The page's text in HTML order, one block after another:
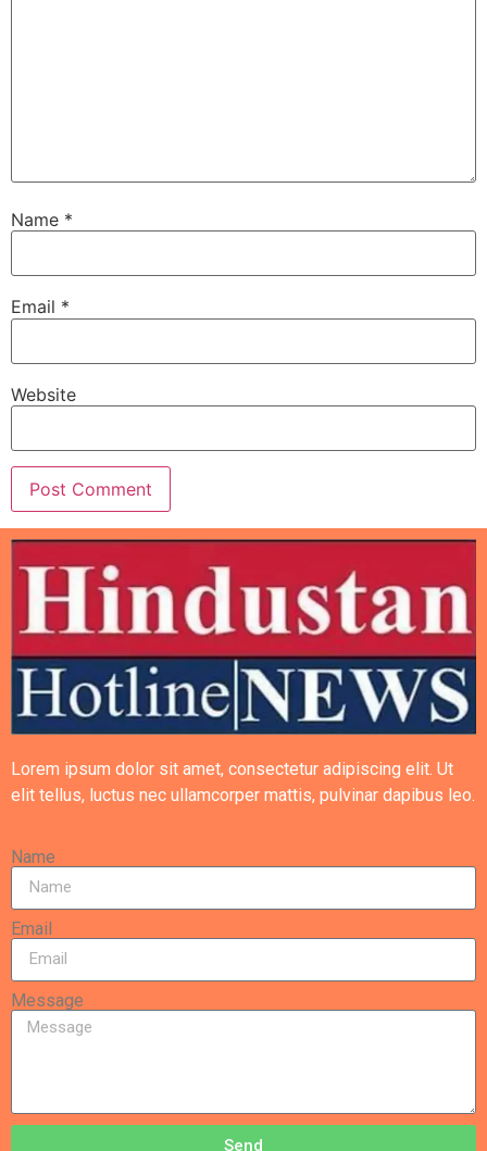
Name *
Email *
Website
Lorem ipsum dolor sit amet, consectetur adipiscing elit. Ut
elit tellus, luctus nec ullamcorper mattis, pulvinar dapibus leo.
Name
Email
Message
Send